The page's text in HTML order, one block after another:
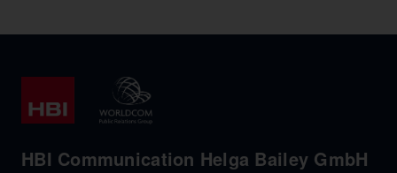
HBI Communication Helga Bailey GmbH